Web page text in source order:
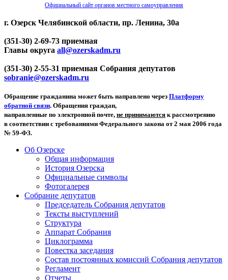
Официальный сайт органов местного самоуправления
г. Озерск Челябинской области, пр. Ленина, 30а
(351-30) 2-69-73 приемная
Главы округа all@ozerskadm.ru
(351-30) 2-55-31 приемная Собрания депутатов
sobranie@ozerskadm.ru
Обращение гражданина может быть направлено через Платформу
обратной связи. Обращения граждан,
направленные по электронной почте, не принимаются к рассмотрению
в соответствии с требованиями Федерального закона от 2 мая 2006 года
№ 59-ФЗ.
Об Озерске
Общая информация
История Озерска
Официальные символы
Фотогалерея
Собрание депутатов
Председатель Собрания депутатов
Тексты выступлений
Структура
Аппарат Собрания
Циклограмма
Повестка заседания
Состав постоянных комиссий Собрания депутатов
Регламент
Отчеты